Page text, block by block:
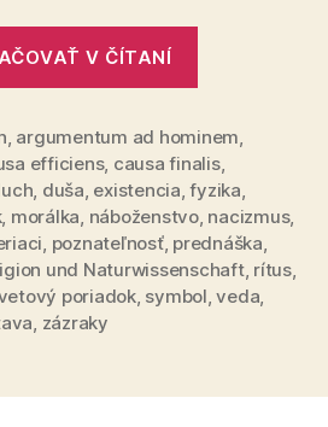
V ČÍTANÍ
Plancka
k
, argumentum ad hominem,
efficiens, causa finalis,
, duša, existencia,fyzika,
, morálka, náboženstvo, nacizmus,
, poznateľnosť, prednáška,
und Naturwissenschaft, rítus,
poriadok, symbol,veda,
, zázraky